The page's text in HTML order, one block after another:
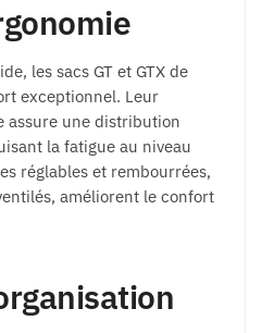
les sacs GT et GTX de
exceptionnel. Leur
assure une distribution
la fatigue au niveau
réglables et rembourrées,
améliorent le confort